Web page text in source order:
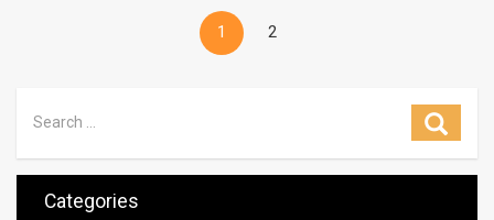
1 2
Search for:
Categories